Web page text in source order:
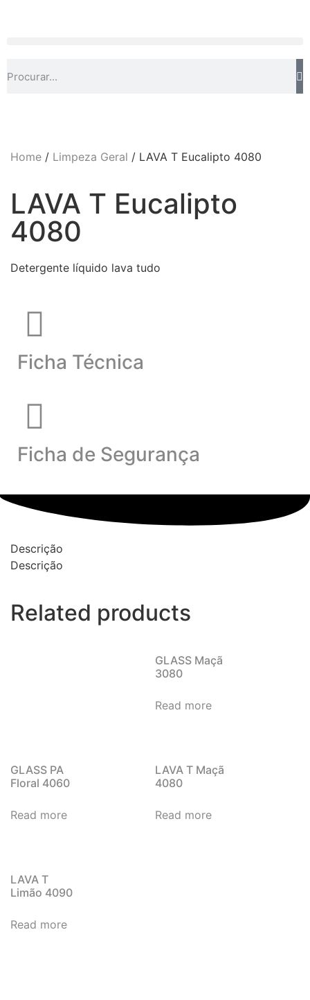
Home / Limpeza Geral / LAVA T Eucalipto 4080
LAVA T Eucalipto
4080
Detergente líquido lava tudo
Ficha Técnica
Ficha de Segurança
Descrição
Descrição
Related products
GLASS Maçã
3080
Read more
GLASS PA
Floral 4060
Read more
LAVA T Maçã
4080
Read more
LAVA T
Limão 4090
Read more